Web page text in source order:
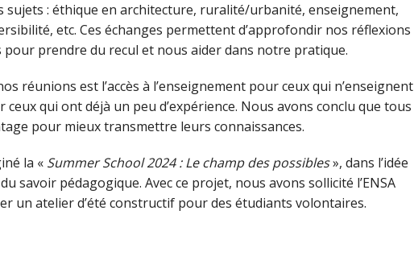
sujets : éthique en architecture, ruralité/urbanité, enseignement,
etc. Ces échanges permettent d’approfondir nos réflexions
prendre du recul et nous aider dans notre pratique.
réunions est l’accès à l’enseignement pour ceux qui n’enseignent
qui ont déjà un peu d’expérience. Nous avons conclu que tous
pour mieux transmettre leurs connaissances.
la « Summer School 2024 : Le champ des possibles», dans l’idée
savoir pédagogique. Avec ce projet, nous avons sollicité l’ENSA
un atelier d’été constructif pour des étudiants volontaires.